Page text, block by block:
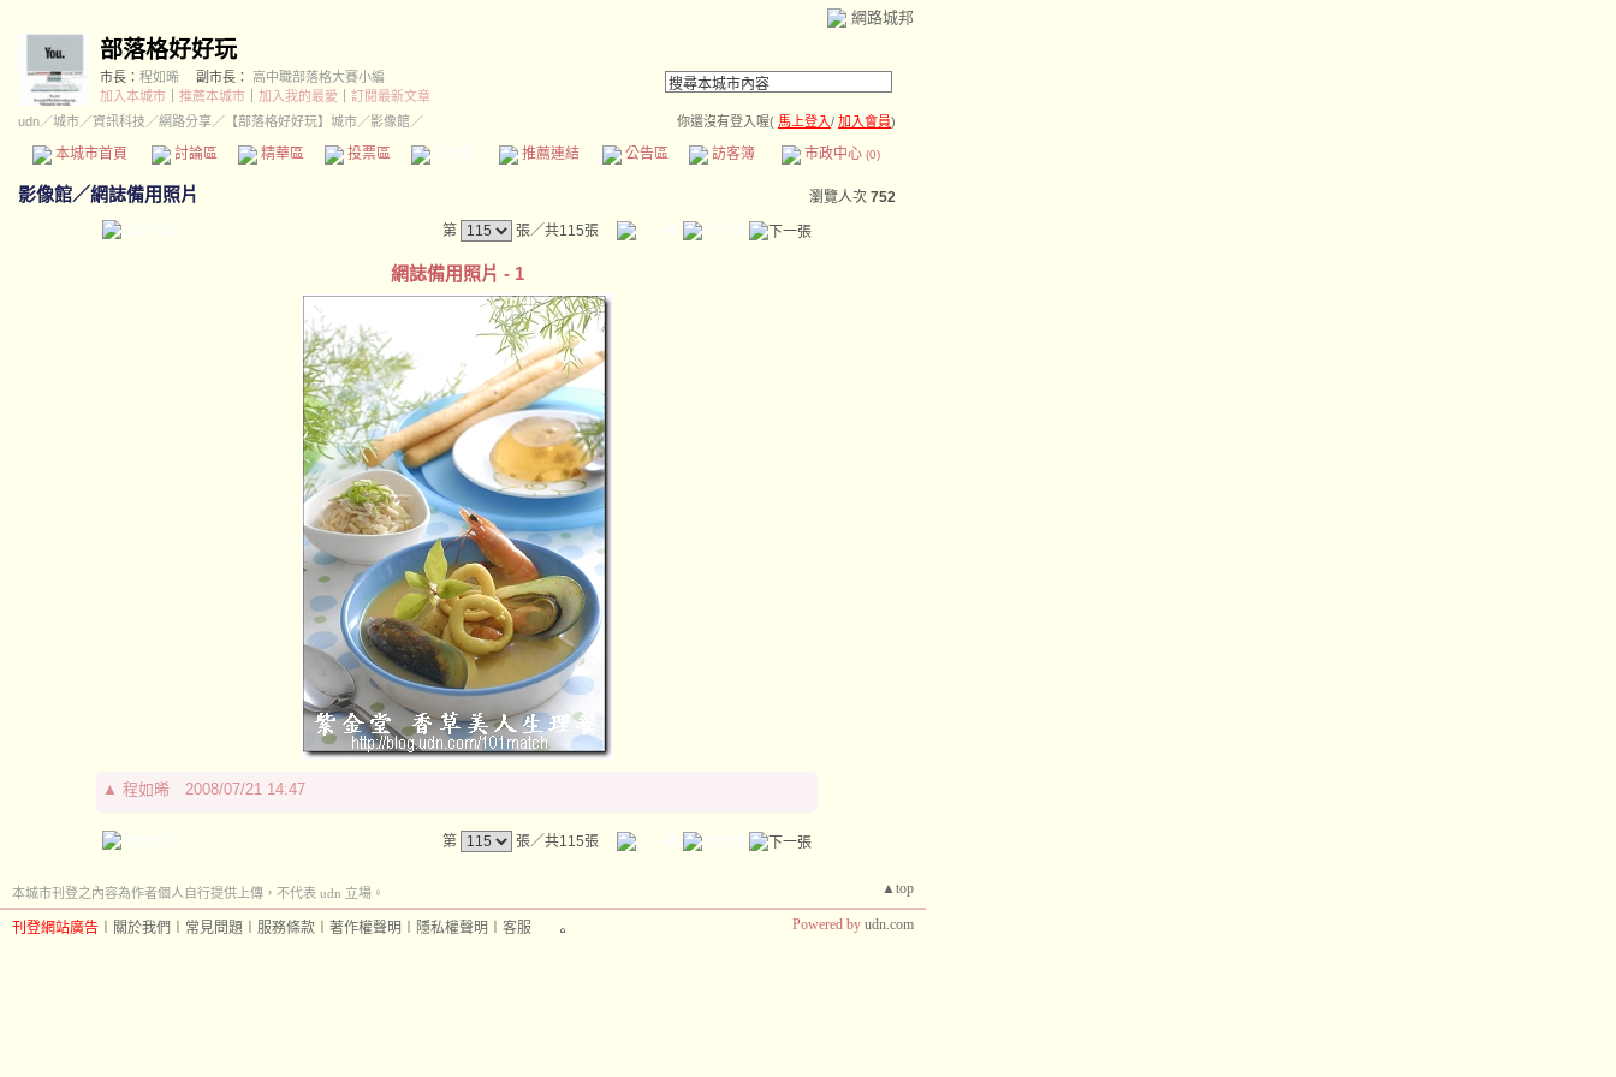
網路城邦
部落格好好玩
市長： 程如晞 副市長： 高中職部落格大賽小編
加入本城市
推薦本城市 加入我的最愛
訂閱最新文章
udn／城市／資訊科技 ／網路分享／ 【部落格好好玩】城市／影像館／ 你還沒有登入喔( 馬上登入/ 加入會員)
本城市首頁 討論區 精華區 投票區 影像館 推薦連結 公告區 訪客簿 市政中心 (0)
影像館／網誌備用照片 瀏覽人次 752
第
張／共115張
網誌備用照片 - 1
▲ 程如晞 2008/07/21 14:47
第 張／共115張
▲top
本城市刊登之內容為作者個人自行提供上傳，不代表 udn 立場。
刊登網站廣告 關於我們 常見問題 服務條款 著作權聲明 隱私權聲明 客服 Powered by udn.com